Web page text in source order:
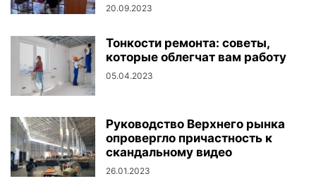
20.09.2023
Тонкости ремонта: советы,
которые облегчат вам работу
05.04.2023
Руководство Верхнего рынка
опровергло причастность к
скандальному видео
26.01.2023